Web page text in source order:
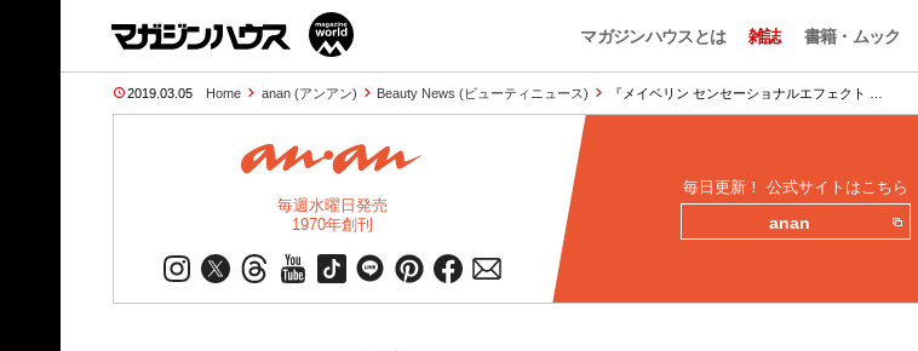
マガジンハウスとは 雑誌 書籍・ムック
2019.03.05 Home anan (アンアン) Beauty News (ビューティニュース) 『メイベリン センセーショナルエフェクト …
毎週水曜日発売
1970年創刊
毎日更新！ 公式サイトはこちら
anan